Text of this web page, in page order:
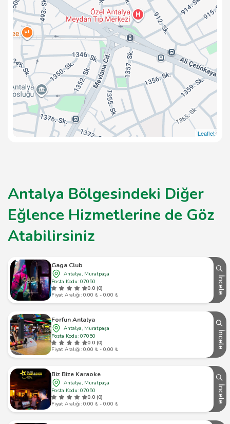
Leaflet
Antalya Bölgesindeki Diğer
Eğlence Hizmetlerine de Göz
Atabilirsiniz
Gaga Club
Antalya, Muratpaşa
Posta Kodu: 07050
0.0 (0)
Fiyat Aralığı: 0,00 ₺ - 0,00 ₺
İncele
Forfun Antalya
Antalya, Muratpaşa
Posta Kodu: 07050
0.0 (0)
Fiyat Aralığı: 0,00 ₺ - 0,00 ₺
İncele
Biz Bize Karaoke
Antalya, Muratpaşa
Posta Kodu: 07050
0.0 (0)
Fiyat Aralığı: 0,00 ₺ - 0,00 ₺
İncele